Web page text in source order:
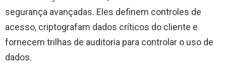
segurança avançadas. Eles definem controles de
acesso, criptografam dados críticos do cliente e
fornecem trilhas de auditoria para controlar o uso de
dados.